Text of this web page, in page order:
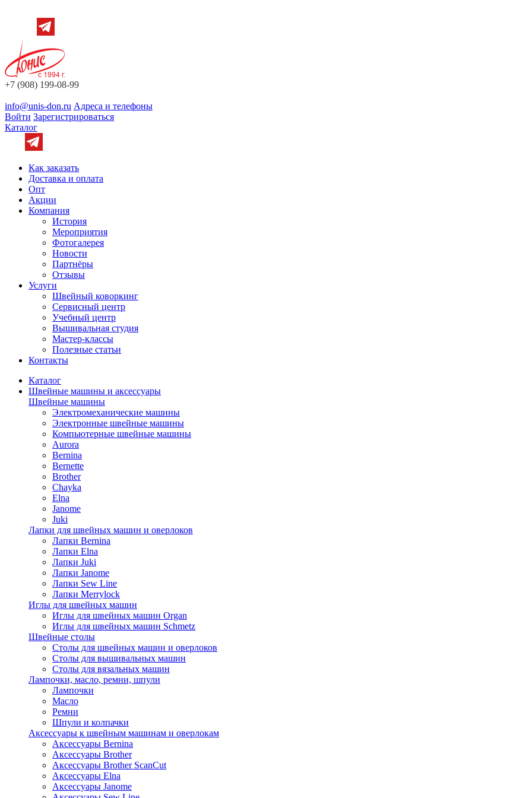
+7 (908) 199-08-99
info@unis-don.ru Адреса и телефоны
Войти Зарегистрироваться
Каталог
Как заказать
Доставка и оплата
Опт
Акции
Компания
История
Мероприятия
Фотогалерея
Новости
Партнёры
Отзывы
Услуги
Швейный коворкинг
Сервисный центр
Учебный центр
Вышивальная студия
Мастер-классы
Полезные статьи
Контакты
Каталог
Швейные машины и аксессуары
Швейные машины
Электромеханические машины
Электронные швейные машины
Компьютерные швейные машины
Aurora
Bernina
Bernette
Brother
Chayka
Elna
Janome
Juki
Лапки для швейных машин и оверлоков
Лапки Bernina
Лапки Elna
Лапки Juki
Лапки Janome
Лапки Sew Line
Лапки Merrylock
Иглы для швейных машин
Иглы для швейных машин Organ
Иглы для швейных машин Schmetz
Швейные столы
Столы для швейных машин и оверлоков
Столы для вышивальных машин
Столы для вязальных машин
Лампочки, масло, ремни, шпули
Лампочки
Масло
Ремни
Шпули и колпачки
Аксессуары к швейным машинам и оверлокам
Аксессуары Bernina
Аксессуары Brother
Аксессуары Brother ScanCut
Аксессуары Elna
Аксессуары Janome